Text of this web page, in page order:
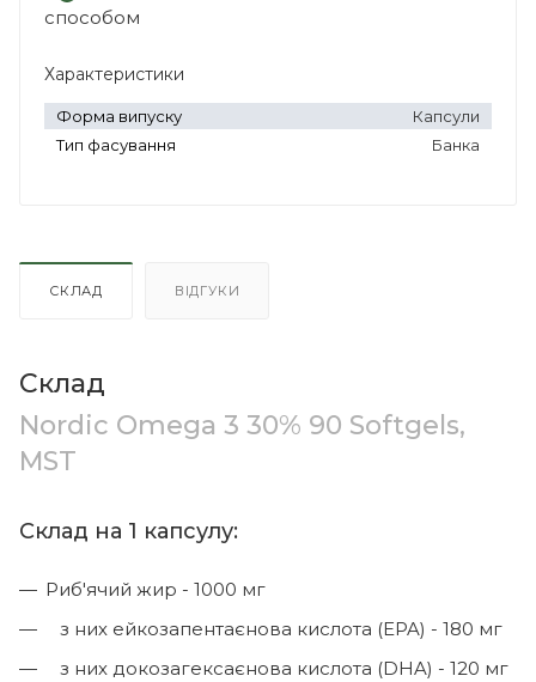
способом
Характеристики
Форма випуску
Капсули
Тип фасування
Банка
СКЛАД ВІДГУКИ
Склад
Nordic Omega 3 30% 90 Softgels,
MST
Склад на 1 капсулу:
Риб'ячий жир - 1000 мг
з них ейкозапентаєнова кислота (EPA) - 180 мг
з них докозагексаєнова кислота (DHA) - 120 мг